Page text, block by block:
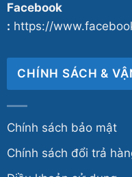
Facebook
: https://
CHÍNH SÁCH &
Chính sách bảo mật
Chính sách đổi trả